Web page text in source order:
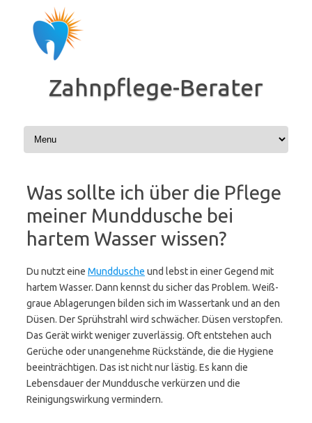
springen
Zahnpflege-Berater
Was sollte ich über die Pflege
meiner Munddusche bei
hartem Wasser wissen?
Du nutzt eine Munddusche und lebst in einer Gegend mit
hartem Wasser. Dann kennst du sicher das Problem. Weiß-
graue Ablagerungen bilden sich im Wassertank und an den
Düsen. Der Sprühstrahl wird schwächer. Düsen verstopfen.
Das Gerät wirkt weniger zuverlässig. Oft entstehen auch
Gerüche oder unangenehme Rückstände, die die Hygiene
beeinträchtigen. Das ist nicht nur lästig. Es kann die
Lebensdauer der Munddusche verkürzen und die
Reinigungswirkung vermindern.